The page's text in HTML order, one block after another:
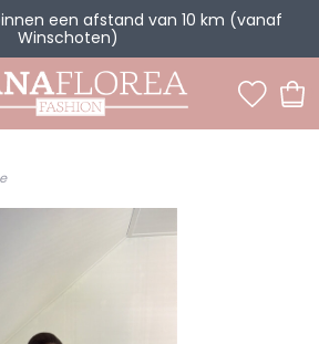
een afstand van 10 km (vanaf
Winschoten)